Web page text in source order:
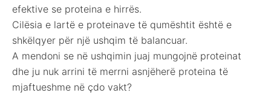
efektive se proteina e hirrës.
Cilësia e lartë e proteinave të qumështit është e
shkëlqyer për një ushqim të balancuar.
A mendoni se në ushqimin juaj mungojnë proteinat
dhe ju nuk arrini të merrni asnjëherë proteina të
mjaftueshme në çdo vakt?